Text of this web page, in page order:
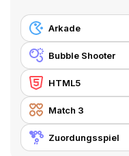
Arkade
Bubble Shooter
HTML5
Match 3
Zuordungsspiel